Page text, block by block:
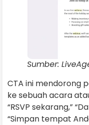
Sumber:
CTA ini mendorong
ke sebuah acara
“RSVP sekarang,”
“Simpan tempat